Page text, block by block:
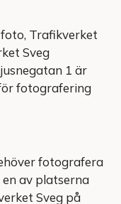
Trafikverket
Sveg
1 är
fotografering
fotografera
av platserna
Sveg på